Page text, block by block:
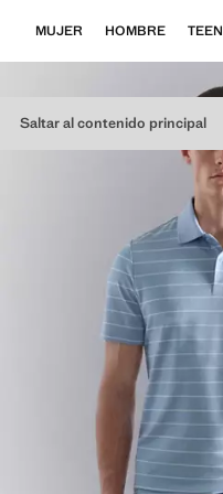
Saltar al contenido principal
MUJER HOMBRE TEEN